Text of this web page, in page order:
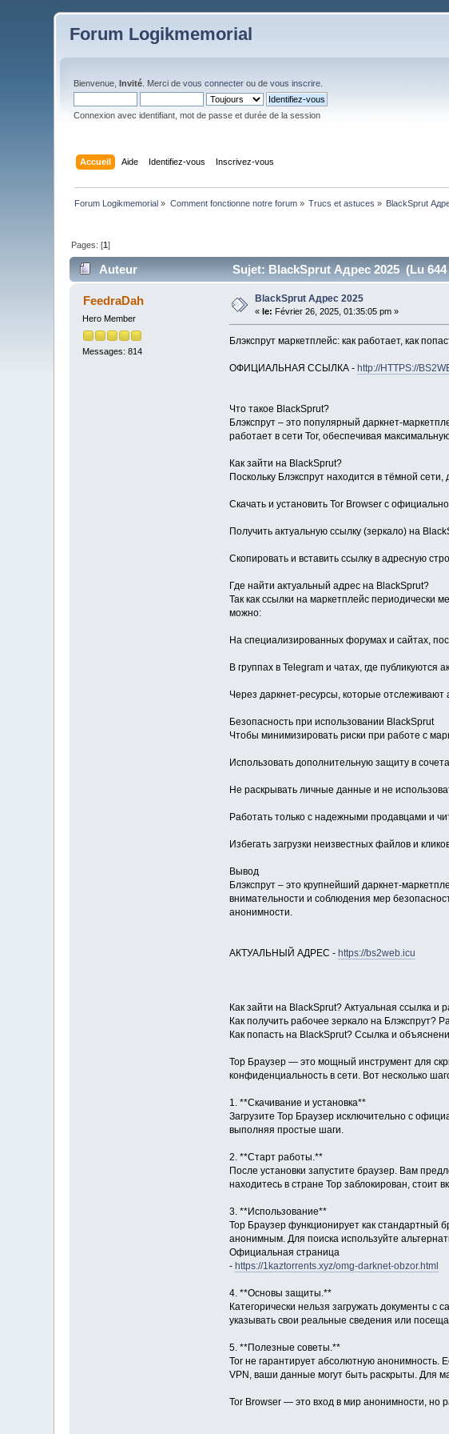
Forum Logikmemorial
Bienvenue,Invité . Merci devous connecter ou devous inscrire
Connexion avec identifiant, mot de passe et durée de la session
Accueil Aide Identifiez-vous Inscrivez-vous
Forum Logikmemorial » Comment fonctionne notre forum» Trucs et astuces » BlackSprut
Pages: [1]
Auteur Sujet: BlackSprut Адрес 2025 (Lu
FeedraDah
Hero Member
Messages: 814
BlackSprut Адрес 2025
« le: Février 26, 2025, 01:35:05 pm »
Блэкспрут маркетплейс: как работает, как
ОФИЦИАЛЬНАЯ ССЫЛКА - http://HTTPS://
Что такое BlackSprut?
Блэкспрут – это популярный даркнет-
работает в сети Tor, обеспечивая
Как зайти на BlackSprut?
Поскольку Блэкспрут находится в тёмной
Скачать и установить Tor Browser с
Получить актуальную ссылку (зеркало) на
Скопировать и вставить ссылку в адресную
Где найти актуальный адрес на BlackSprut?
Так как ссылки на маркетплейс периодически
можно:
На специализированных форумах и сайтах,
В группах в Telegram и чатах, где публикуются
Через даркнет-ресурсы, которые отслеживают
Безопасность при использовании BlackSprut
Чтобы минимизировать риски при работе с
Использовать дополнительную защиту в
Не раскрывать личные данные и не
Работать только с надежными продавцами и
Избегать загрузки неизвестных файлов и
Вывод
Блэкспрут – это крупнейший даркнет-
внимательности и соблюдения мер
анонимности.
АКТУАЛЬНЫЙ АДРЕС - https://bs2web.icu
Как зайти на BlackSprut? Актуальная ссылка и
Как получить рабочее зеркало на Блэкспрут?
Как попасть на BlackSprut? Ссылка и
Тор Браузер — это мощный инструмент для
конфиденциальность в сети. Вот несколько
1. **Скачивание и установка**
Загрузите Тор Браузер исключительно с
выполняя простые шаги.
2. **Старт работы.**
После установки запустите браузер. Вам
находитесь в стране Тор заблокирован,
3. **Использование**
Тор Браузер функционирует как стандартный
анонимным. Для поиска используйте
Официальная страница
- https://1kaztorrents.xyz/omg-darknet-obzor.html
4. **Основы защиты.**
Категорически нельзя загружать документы с
указывать свои реальные сведения или
5. **Полезные советы.**
Tor не гарантирует абсолютную анонимность.
VPN, ваши данные могут быть раскрыты. Для
Tor Browser — это вход в мир анонимности, но